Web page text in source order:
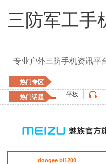
三防军工手
专业户外三防手机资讯平
热门专区
手机
平板
热门话题
doogee bl1200